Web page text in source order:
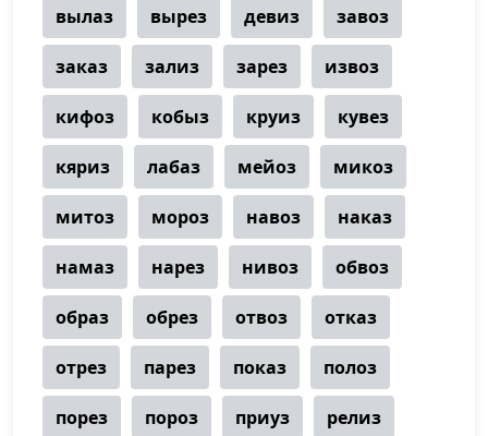
вылаз вырез девиз завоз
заказ зализ зарез извоз
кифоз кобыз круиз кувез
кяриз лабаз мейоз микоз
митоз мороз навоз наказ
намаз нарез нивоз обвоз
образ обрез отвоз отказ
отрез парез показ полоз
порез пороз приуз релиз